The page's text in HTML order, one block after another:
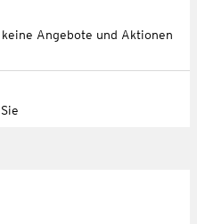
Angebote und Aktionen